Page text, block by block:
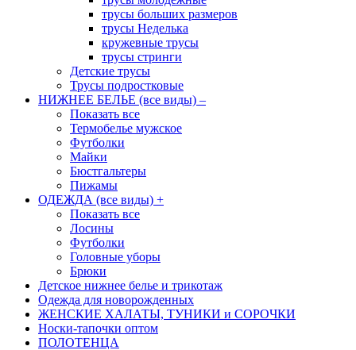
трусы больших размеров
трусы Неделька
кружевные трусы
трусы стринги
Детские трусы
Трусы подростковые
НИЖНЕЕ БЕЛЬЕ (все виды) –
Показать все
Термобелье мужское
Футболки
Майки
Бюстгальтеры
Пижамы
ОДЕЖДА (все виды) +
Показать все
Лосины
Футболки
Головные уборы
Брюки
Детское нижнее белье и трикотаж
Одежда для новорожденных
ЖЕНСКИЕ ХАЛАТЫ, ТУНИКИ и СОРОЧКИ
Носки-тапочки оптом
ПОЛОТЕНЦА